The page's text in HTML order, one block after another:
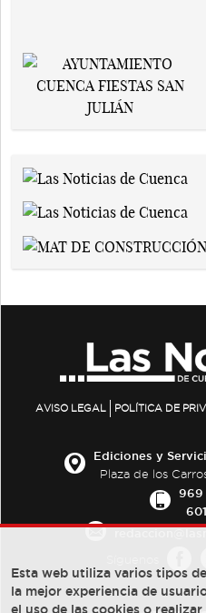
AVISO LEGAL POLÍTICA DE
Ediciones y
Plaza de los
969
Esta web utiliza varios tipos
la mejor experiencia de
el uso de las cookies o